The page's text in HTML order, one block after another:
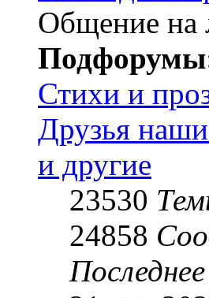
Общение на
Стихи и
Друзья
и другие
23530
24858